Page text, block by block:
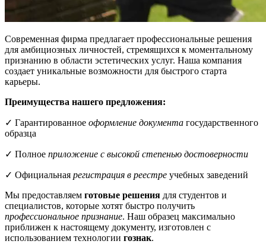
Современная фирма предлагает профессиональные решения
для амбициозных личностей, стремящихся к моментальному
признанию в области эстетических услуг. Наша компания
создает уникальные возможности для быстрого старта
карьеры.
Преимущества нашего предложения:
✓ Гарантированное оформление документа государственного
образца
✓ Полное приложение с высокой степенью достоверности
✓ Официальная регистрация в реестре учебных заведений
Мы предоставляем готовые решения для студентов и
специалистов, которые хотят быстро получить
профессиональное признание. Наш образец максимально
приближен к настоящему документу, изготовлен с
использованием технологии гознак.